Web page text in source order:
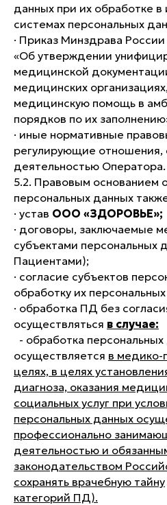
данных при их обработке
системах персональных
· Приказ Минздрава
«Об утверждении
медицинской
медицинских
медицинскую помощь в
порядков по их
· иные нормативные
регулирующие отношения,
деятельностью Оператора.
5.2. Правовым основанием
персональных данных
· устав ООО «ЗДОРОВЬЕ»;
· договоры, заключаемые
субъектами персональных
Пациентами);
· согласие субъектов
обработку их
· обработка ПД без
осуществляться в случае:
- обработка
осуществляется в медико-
целях, в целях
диагноза, оказания
социальных услуг при
персональных данных
профессионально
деятельностью и
законодательством
сохранять врачебную тайну
категорий ПД).